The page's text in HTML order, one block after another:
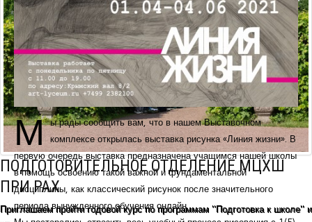
ПОДГОТОВИТЕЛЬНОЕ ОТДЕЛЕНИЕ МЦХШ
ПРИ РАХ
Приглашаем пройти годовой курс по программам "Подготовка к школе" и
М ы рады сообщить вам, что в нашем Выставочном
комплексе открылась выставка рисунка «Линия жизни». В
первую очередь выставка предназначена учащимся нашей школы
в помощь освоению такой важной и фундаментальной
дисциплины, как классический рисунок после значительного
периода вынужденного обучения онлайн.